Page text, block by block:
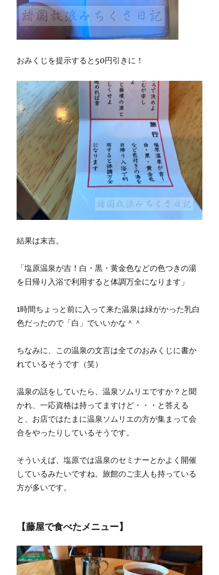
おみくじを提示すると50円引きに！
結果は末吉。
「塩原温泉が吉！白・黒・黄金色などの色つきの湯
を日帰り入浴で利用すると体調万全になります」
1時間ちょっと前に入って来た温泉は緑がかった乳白
色だったので「白」でいいかな＾＾
ちなみに、この温泉の文言は全てのおみくじに書か
れているそうです（笑）
温泉の話をしていたら、温泉ソムリエですか？と聞
かれ、一応資格は持ってますけど・・・と答える
と、お店ではたまに温泉ソムリエの方が集まって会
合をやったりしているそうです。
そういえば、塩原では温泉のセミナーとかよく開催
しているみたいですね。旅館のご主人も持っている
方が多いです。
【藤屋で食べたメニュー】